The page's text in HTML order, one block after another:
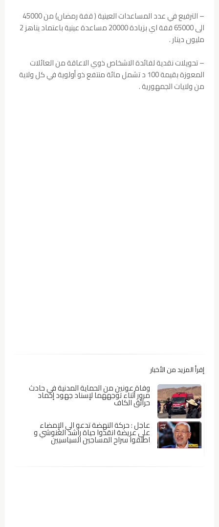
– الترفيع في عدد المساعدات العينية ( قفة رمضان) من 45000
الى 65000 قفة اي بزيادة 20000 مساعدة عينية باعتماد يناهز 2
مليون دينار .
– تحويلات نقدية لفائدة الاشخاص ذوي الاعاقة من العائلات
المعوزة بقيمة 100 د تشمل مائة منتفع ذو أولوية في كل ولاية
من ولايات الجمهورية .
إقرأ المزيد من الأخبار
وفاة عونين من الحماية المدنية في حادث
مرور أثناء توجههما لإسناد جهود إخماد
حرائق الكاف
عاجل : حركة النهضة تدعو الي الإمضاء
على عريضة انقذوا حياة راشد الغنوشي و
اطلقوا سراح المساجين السياسيين